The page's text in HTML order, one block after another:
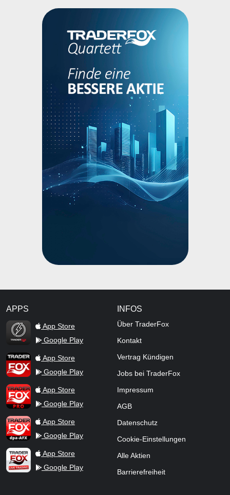
APPS
TraderFox Flash
App Store
Google Play
TraderFox AppApp Store
Google Play
TraderFox ProApp Store
Google Play
TraderFox dpa-AFX ProFeed
App Store
Google Play
TraderFox Live Trading
App Store
Google Play
INFOS
Über TraderFox
Kontakt
Vertrag Kündigen
Jobs bei TraderFox
Impressum
AGB
Datenschutz
Cookie-Einstellungen
Alle Aktien
Barrierefreiheit